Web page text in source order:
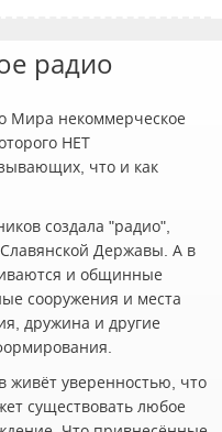
радио
Мира некоммерческое
НЕТ
что и как
создала "радио",
Державы. А в
и общинные
сооружения и места
дружина и другие
уверенностью, что
существовать любое